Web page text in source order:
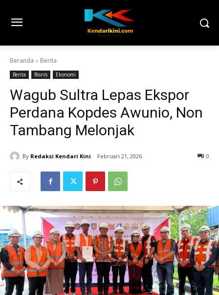
Beranda Berita
Berita Bisnis Ekonomi
Wagub Sultra Lepas Ekspor
Perdana Kopdes Awunio, Non
Tambang Melonjak
By Redaksi Kendari Kini Februari 21, 2026 0